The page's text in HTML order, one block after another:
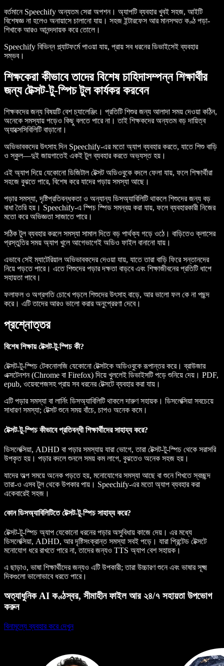
বর্তমানে Speechify অন্যতম সেরা অপশন। অ্যাপটি ব্যবহার খুবই সহজ, আইটি
বিশেষজ্ঞ না হলেও অনায়াসে চালানো যায়। সহজ ইন্টারফেস আর মানসম্মত কণ্ঠ পড়া-
শিখাকে আরও আনন্দদায়ক করে তোলে।
Speechify বিভিন্ন প্ল্যাটফর্মে পাওয়া যায়, প্রায় সব ধরনের ডিভাইসেই ব্যবহার
সম্ভব।
শিক্ষকেরা কীভাবে তাদের বিশেষ চাহিদাসম্পন্ন শিক্ষার্থীর
জন্য টেক্সট-টু-স্পিচ টুল কার্যকর করবেন
শিক্ষকদের জন্য বিষয়টি বেশ চ্যালেঞ্জিং। প্রতিটি শিশুর জন্য আলাদা সময় দেওয়া কঠিন,
অনেকে সমস্যায় পড়েও কিছু বলতে পারে না। তাই শিক্ষকদের অন্যতম বড় দায়িত্ব
অ্যাক্সেসিবিলিটি বাড়ানো।
অভিভাবকদের উৎসাহ দিন Speechify-এর মতো অ্যাপ ব্যবহার করতে, যাতে শিশু বাড়ি
ও স্কুল—দুই জায়গাতেই একই টুল ব্যবহার করতে অভ্যস্ত হয়।
এই অ্যাপ দিয়ে যেকোনো ডিজিটাল টেক্সট অডিওবুকে বদলে ফেলা যায়, ফলে শিক্ষার্থীরা
সহজে বুঝতে পারে, বিশেষ করে যাদের পড়ায় সমস্যা আছে।
পড়ার সমস্যা, দৃষ্টিপ্রতিবন্ধকতা ও অন্যান্য ডিসঅ্যাবিলিটি থাকলে শিশুদের জন্য বড়
বাধা তৈরি হয়। Speechify-এ স্পিচ স্পিড সমন্বয় করা যায়, ফলে ব্যবহারকারী নিজের
মতো করে অভিজ্ঞতা সাজাতে পারে।
সঠিক টুল ব্যবহার করলে সমস্যা সামাল দিতে বড় পার্থক্য গড়ে ওঠে। বাড়িতেও ক্লাসের
প্রস্তুতির সময় অ্যাপ খুলে আগেভাগেই অডিও ফাইল বানানো যায়।
এভাবে সেই ম্যাটেরিয়াল অভিভাবকদের দেওয়া যায়, যাতে তারা বাড়ি ফিরে সন্তানদের
নিয়ে পড়তে পারে। এতে শিশুদের পড়ার দক্ষতা বাড়বে এবং শিক্ষাজীবনের প্রতিটি ধাপে
সহায়তা পাবে।
ফলাফল ও অগ্রগতি চোখে পড়লে শিশুদের উৎসাহ বাড়ে, আর ভালো ফল কে না পছন্দ
করে। এটি তাদের আরও ভালো করার অনুপ্রেরণা দেবে।
প্রশ্নোত্তর
বিশেষ শিক্ষায় টেক্সট-টু-স্পিচ কী?
টেক্সট-টু-স্পিচ টেকনোলজি যেকোনো টেক্সটকে অডিওবুকে রূপান্তর করে। ব্রাউজার
এক্সটেনশন (Chrome বা Firefox) দিয়ে খুললেই ডিভাইসটি পড়ে শুনিয়ে দেয়। PDF,
epub, ওয়েবপেজসহ প্রায় সব ধরনের টেক্সটে ব্যবহার করা যায়।
এটি পড়ার সমস্যা বা লার্নিং ডিসঅ্যাবিলিটি থাকলে দারুণ সহায়ক। ডিসলেক্সিয়া সবচেয়ে
সাধারণ সমস্যা; টেক্সট শুনে সময় বাঁচে, চাপও অনেক কমে।
টেক্সট-টু-স্পিচ কীভাবে প্রতিবন্ধী শিক্ষার্থীদের সাহায্য করে?
ডিসলেক্সিয়া, ADHD বা পড়ার সমস্যায় যারা ভোগে, তারা টেক্সট-টু-স্পিচ থেকে সরাসরি
উপকৃত হয়। পড়ার বদলে শুনলে সময় কম লাগে, বুঝতেও অনেক সহজ হয়।
যাদের অল্প সময়ে অনেক পড়তে হয়, মনোযোগের সমস্যা আছে বা শুনে শিখতে স্বচ্ছন্দ
তারা-ও এসব টুল থেকে উপকার পায়। Speechify-এর মতো অ্যাপ ব্যবহার করা
একেবারেই সহজ।
কোন ডিসঅ্যাবিলিটিতে টেক্সট-টু-স্পিচ সাহায্য করে?
টেক্সট-টু-স্পিচ অ্যাপ যেকোনো ধরনের পড়ার অসুবিধায় কাজে দেয়। এর মধ্যে
ডিসলেক্সিয়া, ADHD, আর দৃষ্টিসংক্রান্ত সমস্যা সবই পড়ে। যারা প্রিন্টেড টেক্সটে
মনোযোগ ধরে রাখতে পারে না, তাদের জন্যও TTS অ্যাপ বেশ সহায়ক।
এ ছাড়াও, ভাষা শিক্ষার্থীদের জন্যও এটি উপকারী; তারা উচ্চারণ শুনে এবং ভাষার সূক্ষ্ম
দিকগুলো ভালোভাবে ধরতে পারে।
অত্যাধুনিক AI কণ্ঠস্বর, সীমাহীন ফাইল আর ২৪/৭ সহায়তা উপভোগ
করুন
বিনামূল্যে ব্যবহার করে দেখুন